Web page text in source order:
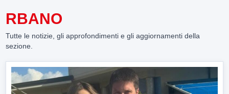
RBANO
Tutte le notizie, gli approfondimenti e gli aggiornamenti della
sezione.